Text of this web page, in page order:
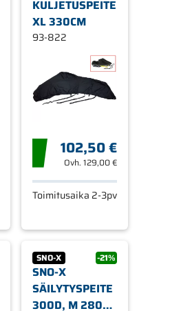
KULJETUSPEITE
XL 330CM
93-822
102,50 €
Ovh.129,00 €
Toimitusaika 2-3pv
SNO-X -21%
SNO-X
SÄILYTYSPEITE
300D, M 280